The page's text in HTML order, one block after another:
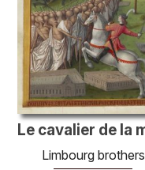
Limbourg brothers